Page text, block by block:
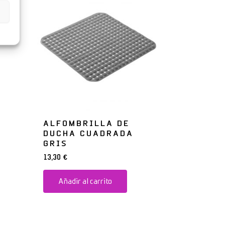
ALFOMBRILLA DE
DUCHA CUADRADA
GRIS
13,30€
Añadir al carrito